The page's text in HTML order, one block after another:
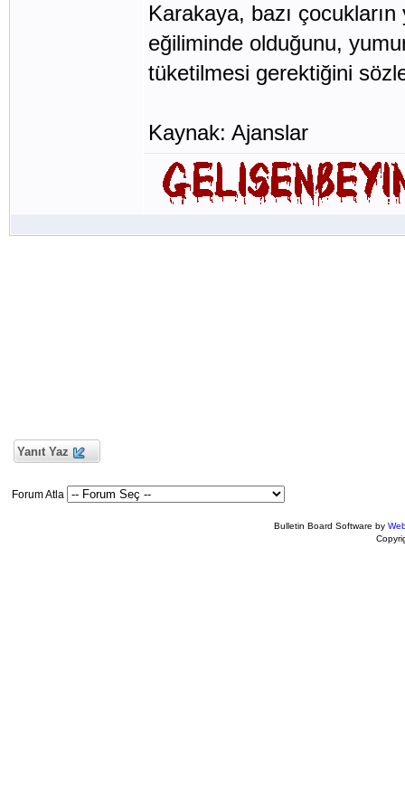
Karakaya, bazı çocukların
eğiliminde olduğunu,
tüketilmesi gerektiğini
Kaynak: Ajanslar
Yanıt Yaz
Forum Atla
Bulletin Board Software by